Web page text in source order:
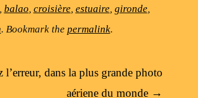
, balao, croisière, estuaire, gironde,
. Bookmark the permalink.
l’erreur, dans la plus grande photo
aériene du monde →